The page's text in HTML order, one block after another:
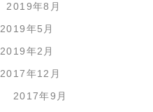
2019年8月
2019年5月
2019年2月
2017年12月
2017年9月